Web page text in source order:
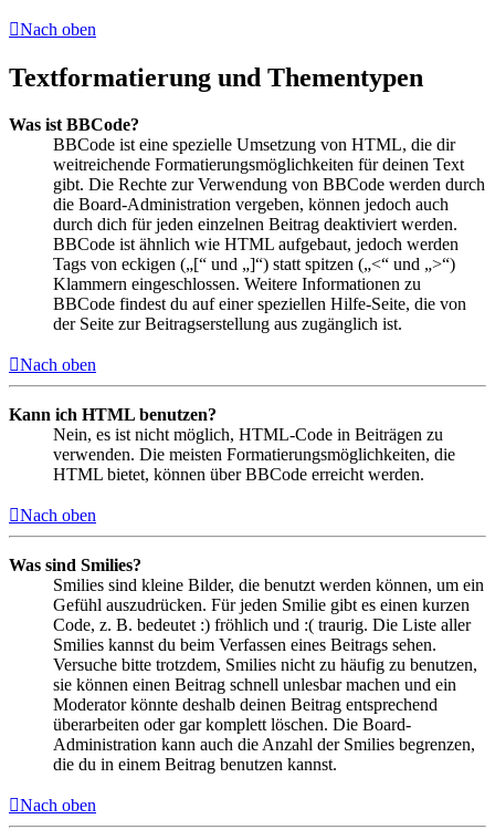
Nach oben
Textformatierung und Thementypen
Was ist BBCode?
BBCode ist eine spezielle Umsetzung von HTML, die dir
weitreichende Formatierungsmöglichkeiten für deinen Text
gibt. Die Rechte zur Verwendung von BBCode werden durch
die Board-Administration vergeben, können jedoch auch
durch dich für jeden einzelnen Beitrag deaktiviert werden.
BBCode ist ähnlich wie HTML aufgebaut, jedoch werden
Tags von eckigen („[“ und „]“) statt spitzen („<“ und „>“)
Klammern eingeschlossen. Weitere Informationen zu
BBCode findest du auf einer speziellen Hilfe-Seite, die von
der Seite zur Beitragserstellung aus zugänglich ist.
Nach oben
Kann ich HTML benutzen?
Nein, es ist nicht möglich, HTML-Code in Beiträgen zu
verwenden. Die meisten Formatierungsmöglichkeiten, die
HTML bietet, können über BBCode erreicht werden.
Nach oben
Was sind Smilies?
Smilies sind kleine Bilder, die benutzt werden können, um ein
Gefühl auszudrücken. Für jeden Smilie gibt es einen kurzen
Code, z. B. bedeutet :) fröhlich und :( traurig. Die Liste aller
Smilies kannst du beim Verfassen eines Beitrags sehen.
Versuche bitte trotzdem, Smilies nicht zu häufig zu benutzen,
sie können einen Beitrag schnell unlesbar machen und ein
Moderator könnte deshalb deinen Beitrag entsprechend
überarbeiten oder gar komplett löschen. Die Board-
Administration kann auch die Anzahl der Smilies begrenzen,
die du in einem Beitrag benutzen kannst.
Nach oben